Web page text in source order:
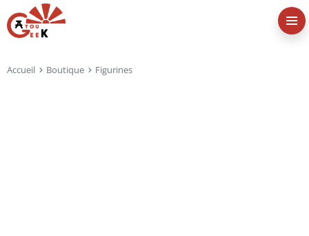
Accueil Boutique Figurines